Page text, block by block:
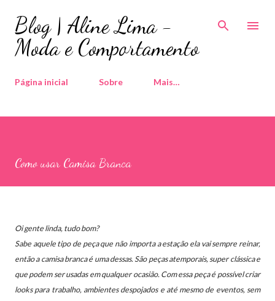
Pular para o conteúdo principal
Blog | Aline Lima -
Moda e Comportamento
Página inicial Sobre Mais…
Como usar Camisa Branca
Oi gente linda, tudo bom?
Sabe aquele tipo de peça que não importa a estação ela vai sempre reinar,
então a camisa branca é uma dessas. São peças atemporais, super clássica e
que podem ser usadas em qualquer ocasião. Com essa peça é possível criar
looks para trabalho, ambientes despojados e até mesmo de eventos, sem